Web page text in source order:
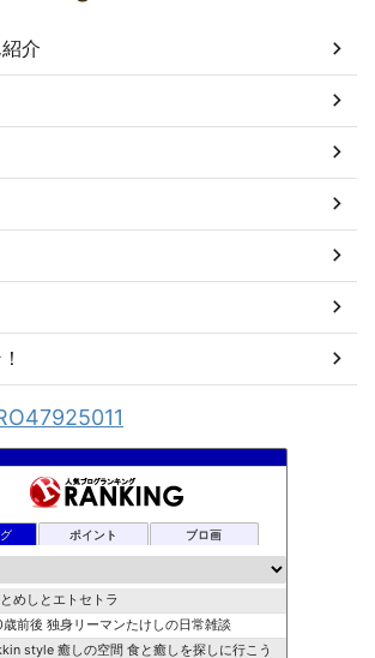
介
ポイント ブロ画
めしとエトセトラ
前後 独身リーマンたけしの日常雑談
style 癒しの空間 食と癒しを探しに行こう